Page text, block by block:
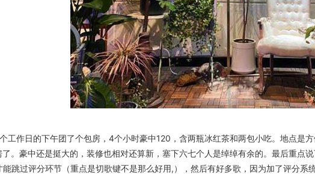
工作日的下午团了个包房，4个小时豪中120，含两瓶冰红茶和两包小吃。地点是
。豪中还是挺大的，装修也相对还算新，塞下六七个人是绰绰有余的。最后重点
跳过评分环节（重点是切歌键不是那么好用,），然后有好多歌，因为加了评分